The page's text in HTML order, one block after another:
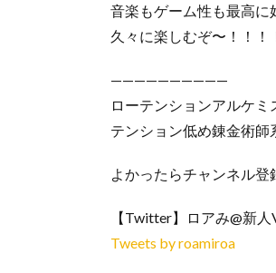
音楽もゲーム性も最高に
久々に楽しむぞ〜！！！
——————————
ローテンションアルケミ
テンション低め錬金術師
よかったらチャンネル登
【Twitter】ロアみ@新
Tweets by roamiroa